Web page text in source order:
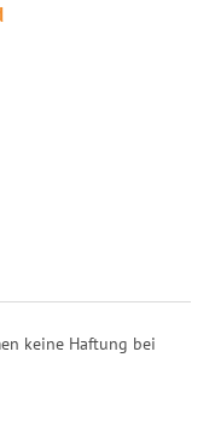
keine Haftung bei